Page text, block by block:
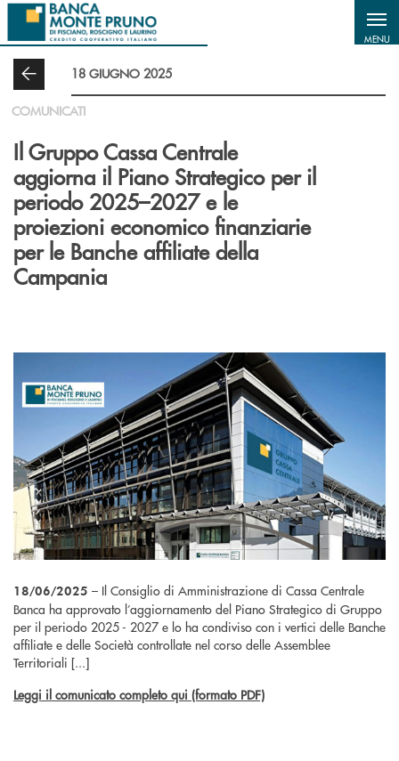
Salta al contenuto principale
MENU
18 GIUGNO 2025
COMUNICATI
Il Gruppo Cassa Centrale
aggiorna il Piano Strategico per il
periodo 2025–2027 e le
proiezioni economico finanziarie
per le Banche affiliate della
Campania
18/06/2025 – Il Consiglio di Amministrazione di Cassa Centrale
Banca ha approvato l’aggiornamento del Piano Strategico di Gruppo
per il periodo 2025 - 2027 e lo ha condiviso con i vertici delle Banche
affiliate e delle Società controllate nel corso delle Assemblee
Territoriali [...]
Leggi il comunicato completo qui (formato PDF)